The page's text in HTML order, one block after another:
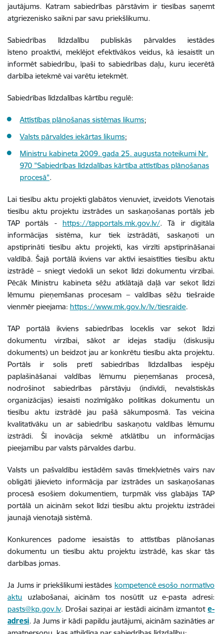
jautājums. Katram sabiedrības pārstāvim ir tiesības saņemt
atgriezenisko saikni par savu priekšlikumu.
Sabiedrības līdzdalību publiskās pārvaldes iestādes
īsteno proaktīvi, meklējot efektīvākos veidus, kā iesaistīt un
informēt sabiedrību, īpaši to sabiedrības daļu, kuru iecerētā
darbība ietekmē vai varētu ietekmēt.
Sabiedrības līdzdalības kārtību regulē:
Attīstības plānošanas sistēmas likums;
Valsts pārvaldes iekārtas likums;
Ministru kabineta 2009. gada 25. augusta noteikumi Nr.
970 "Sabiedrības līdzdalības kārtība attīstības plānošanas
procesā".
Lai tiesību aktu projekti glabātos vienuviet, izveidots Vienotais
tiesību aktu projektu izstrādes un saskaņošanas portāls jeb
TAP portāls -
https://tapportals.mk.gov.lv/.Tā ir digitāla
informācijas sistēma, kur tiek izstrādāti, saskaņoti un
apstiprināti tiesību aktu projekti, kas virzīti apstiprināšanai
valdībā. Šajā portālā ikviens var aktīvi iesaistīties tiesību aktu
izstrādē – sniegt viedokli un sekot līdzi dokumentu virzībai.
Pēcāk Ministru kabineta sēžu atklātajā daļā var sekot līdzi
lēmumu pieņemšanas procesam – valdības sēžu tiešraide
vienmēr pieejama: https://www.mk.gov.lv/lv/tiesraide.
TAP portālā ikviens sabiedrības loceklis var sekot līdzi
dokumentu virzībai, sākot ar idejas stadiju (diskusiju
dokuments) un beidzot jau ar konkrētu tiesību akta projektu.
Portāls ir solis pretī sabiedrības līdzdalības iespēju
paplašināšanai valdības lēmumu pieņemšanas procesā,
nodrošinot sabiedrības pārstāvju (indivīdi, nevalstiskās
organizācijas) iesaisti nozīmīgāko politikas dokumentu un
tiesību aktu izstrādē jau pašā sākumposmā. Tas veicina
kvalitatīvāku un ar sabiedrību saskaņotu valdības lēmumu
izstrādi. Šī inovācija sekmē atklātību un informācijas
pieejamību par valsts pārvaldes darbu.
Valsts un pašvaldību iestādēm savās tīmekļvietnēs vairs nav
obligāti jāievieto informācija par izstrādes un saskaņošanas
procesā esošiem dokumentiem, turpmāk viss glabājas TAP
portālā un aicinām sekot līdzi tiesību aktu projektu izstrādei
jaunajā vienotajā sistēmā.
Konkurences padome iesaistās to attīstības plānošanas
dokumentu un tiesību aktu projektu izstrādē, kas skar tās
darbības jomas.
Ja Jums ir priekšlikumi iestādes kompetencē esošo normatīvo
aktu uzlabošanai, aicinām tos nosūtīt uz e-pasta adresi:
pasts@kp.gov.lv. Drošai saziņai ar iestādi aicinām izmantot e-
adresi. Ja Jums ir kādi papildu jautājumi, aicinām sazināties ar